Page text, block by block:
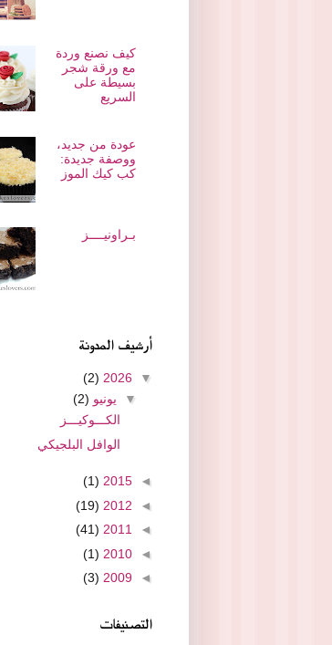
كيف نصنع وردة
مع ورقة شجر
بسيطة على
السريع
عودة من جديد،
ووصفة جديدة:
كب كيك الموز
بـراونيــــز
أرشيف المدونة
▼
2026
(2)
▼ يونيو (2)
الكـــوكيـــز
الوافل البلجيكي
◄
2015
(1)
◄
2012
(19)
◄
2011
(41)
◄
2010
(1)
◄
2009
(3)
التصنيفات